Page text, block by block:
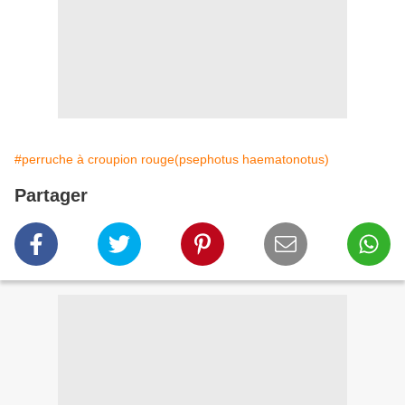
#perruche à croupion rouge(psephotus haematonotus)
Partager